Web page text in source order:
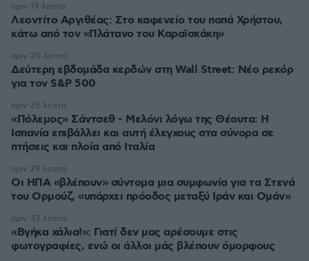
Λεοντίτο Αργιθέας: Στο καφενείο του παπά Χρήστου,
κάτω από τον «Πλάτανο του Καραϊσκάκη»
πριν 19 λεπτά
Δεύτερη εβδομάδα κερδών στη Wall Street: Νέο ρεκόρ
για τον S&P 500
πριν 20 λεπτά
«Πόλεμος» Σάντσεθ - Μελόνι λόγω της Θέουτα: Η
Ισπανία επιβάλλει και αυτή έλεγχους στα σύνορα σε
πτήσεις και πλοία από Ιταλία
πριν 25 λεπτά
Οι ΗΠΑ «βλέπουν» σύντομα μια συμφωνία για τα Στενά
του Ορμούζ, «υπάρχει πρόοδος μεταξύ Ιράν και Ομάν»
πριν 29 λεπτά
«Βγήκα χάλια!»: Γιατί δεν μας αρέσουμε στις
φωτογραφίες, ενώ οι άλλοι μάς βλέπουν όμορφους
πριν 33 λεπτά